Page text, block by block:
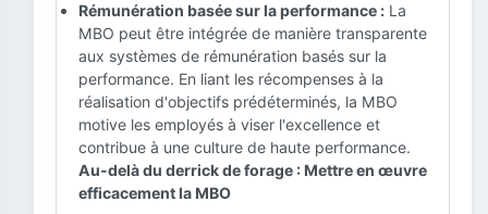
Rémunération basée sur la performance : La
MBO peut être intégrée de manière transparente
aux systèmes de rémunération basés sur la
performance. En liant les récompenses à la
réalisation d'objectifs prédéterminés, la MBO
motive les employés à viser l'excellence et
contribue à une culture de haute performance.
Au-delà du derrick de forage : Mettre en œuvre
efficacement la MBO